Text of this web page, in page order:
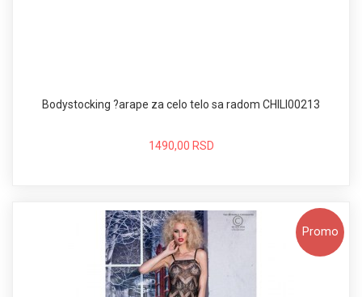
Bodystocking ?arape za celo telo sa radom CHILI00213
1490,00 RSD
Promo